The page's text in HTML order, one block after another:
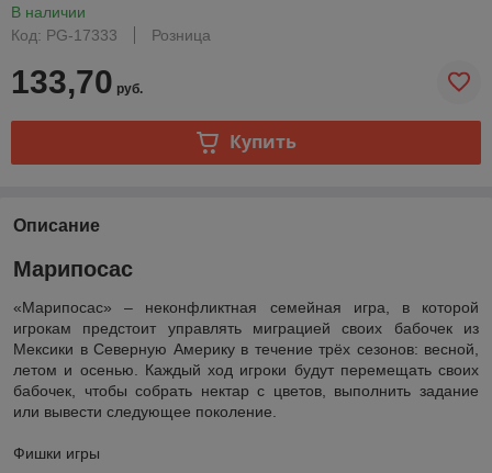
В наличии
Код: PG-17333
Розница
133,70 руб.
Купить
Описание
Марипосас
«Марипосас» – неконфликтная семейная игра, в которой
игрокам предстоит управлять миграцией своих бабочек из
Мексики в Северную Америку в течение трёх сезонов: весной,
летом и осенью. Каждый ход игроки будут перемещать своих
бабочек, чтобы собрать нектар с цветов, выполнить задание
или вывести следующее поколение.
Фишки игры